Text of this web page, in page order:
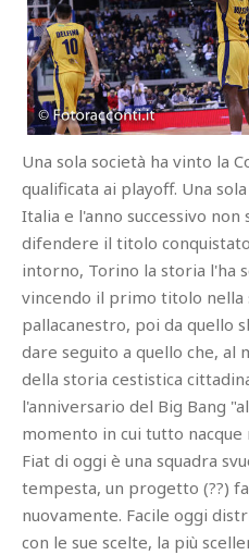
Una sola società ha vinto la
qualificata ai playoff. Una
Italia e l'anno successivo
difendere il titolo
intorno, Torino la storia l'ha
vincendo il primo titolo nella
pallacanestro, poi da quello
dare seguito a quello che, al
della storia cestistica
l'anniversario del Big Bang
momento in cui tutto
Fiat di oggi è una squadra
tempesta, un progetto (??)
nuovamente. Facile oggi
con le sue scelte, la più